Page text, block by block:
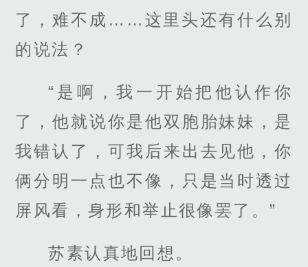
了，难不成……这里头还有什么别
的说法？
“是啊，我一开始把他认作你
了，他就说你是他双胞胎妹妹，是
我错认了，可我后来出去见他，你
俩分明一点也不像，只是当时透过
屏风看，身形和举止很像罢了。”
苏素认真地回想。